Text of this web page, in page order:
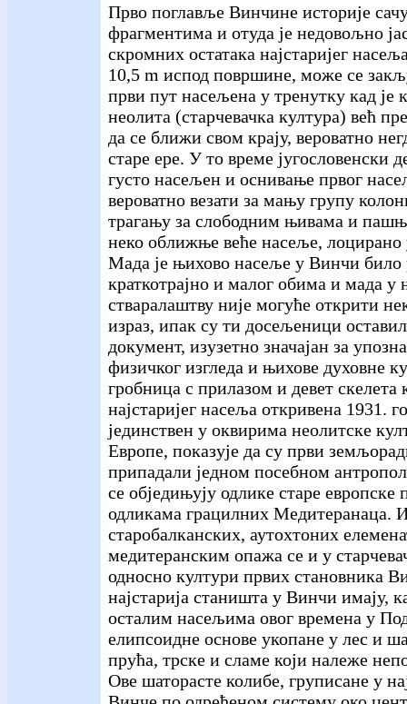
Прво поглавље Винчине историје
фрагментима и отуда је недовољно
скромних остатака најстаријег
10,5 m испод површине, може се
први пут насељена у тренутку кад је
неолита (старчевачка култура) већ
да се ближи свом крају, вероватно
старе ере. У то време југословенски
густо насељен и оснивање првог
вероватно везати за мању групу
трагању за слободним њивама и
неко оближње веће насеље, лоцирано
Мада је њихово насеље у Винчи било
краткотрајно и малог обима и мада у
стваралаштву није могуће открити
израз, ипак су ти досељеници
документ, изузетно значајан за
физичког изгледа и њихове духовне
гробница с прилазом и девет скелета
најстаријег насеља откривена 1931.
јединствен у оквирима неолитске
Европе, показује да су први
припадали једном посебном
се обједињују одлике старе европске
одликама грацилних Медитеранаца.
старобалканских, аутохтоних
медитеранским опажа се и у
односно култури првих становника
најстарија станишта у Винчи имају,
осталим насељима овог времена у
елипсоидне основе укопане у лес и
прућа, трске и сламе који належе
Ове шаторасте колибе, груписане у